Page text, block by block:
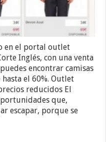
en el portal outlet
Inglés, con una venta
encontrar camisas
el 60%. Outlet
reducidos El
que,
escapar, porque se